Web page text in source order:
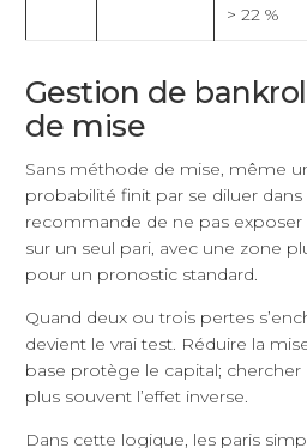
> 22 %
Gestion de
de mise
Sans méthode de mise, même
probabilité finit par se diluer dans
recommande de ne pas exposer
sur un seul pari, avec une zone
pour un pronostic standard.
Quand deux ou trois pertes
devient le vrai test. Réduire la
base protège le capital; chercher
plus souvent l’effet inverse.
Dans cette logique, les paris